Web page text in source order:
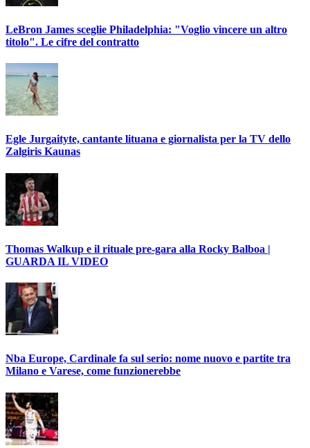
LeBron James sceglie Philadelphia: "Voglio vincere un altro
titolo". Le cifre del contratto
Egle Jurgaityte, cantante lituana e giornalista per la TV dello
Zalgiris Kaunas
Thomas Walkup e il rituale pre-gara alla Rocky Balboa |
GUARDA IL VIDEO
Nba Europe, Cardinale fa sul serio: nome nuovo e partite tra
Milano e Varese, come funzionerebbe